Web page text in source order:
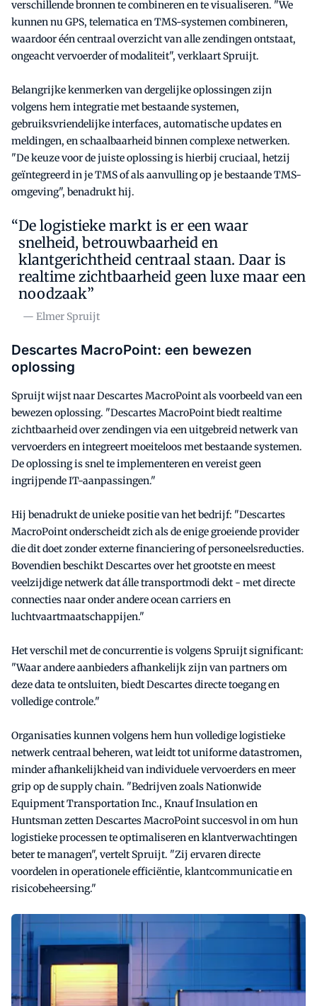
verschillende bronnen te combineren en te visualiseren. "We
kunnen nu GPS, telematica en TMS-systemen combineren,
waardoor één centraal overzicht van alle zendingen ontstaat,
ongeacht vervoerder of modaliteit", verklaart Spruijt.
Belangrijke kenmerken van dergelijke oplossingen zijn
volgens hem integratie met bestaande systemen,
gebruiksvriendelijke interfaces, automatische updates en
meldingen, en schaalbaarheid binnen complexe netwerken.
"De keuze voor de juiste oplossing is hierbij cruciaal, hetzij
geïntegreerd in je TMS of als aanvulling op je bestaande TMS-
omgeving", benadrukt hij.
De logistieke markt is er een waar
snelheid, betrouwbaarheid en
klantgerichtheid centraal staan. Daar is
realtime zichtbaarheid geen luxe maar een
noodzaak”
— Elmer Spruijt
Descartes MacroPoint: een bewezen
oplossing
Spruijt wijst naar Descartes MacroPoint als voorbeeld van een
bewezen oplossing. "Descartes MacroPoint biedt realtime
zichtbaarheid over zendingen via een uitgebreid netwerk van
vervoerders en integreert moeiteloos met bestaande systemen.
De oplossing is snel te implementeren en vereist geen
ingrijpende IT-aanpassingen."
Hij benadrukt de unieke positie van het bedrijf: "Descartes
MacroPoint onderscheidt zich als de enige groeiende provider
die dit doet zonder externe financiering of personeelsreducties.
Bovendien beschikt Descartes over het grootste en meest
veelzijdige netwerk dat álle transportmodi dekt - met directe
connecties naar onder andere ocean carriers en
luchtvaartmaatschappijen."
Het verschil met de concurrentie is volgens Spruijt significant:
"Waar andere aanbieders afhankelijk zijn van partners om
deze data te ontsluiten, biedt Descartes directe toegang en
volledige controle."
Organisaties kunnen volgens hem hun volledige logistieke
netwerk centraal beheren, wat leidt tot uniforme datastromen,
minder afhankelijkheid van individuele vervoerders en meer
grip op de supply chain. "Bedrijven zoals Nationwide
Equipment Transportation Inc., Knauf Insulation en
Huntsman zetten Descartes MacroPoint succesvol in om hun
logistieke processen te optimaliseren en klantverwachtingen
beter te managen", vertelt Spruijt. "Zij ervaren directe
voordelen in operationele efficiëntie, klantcommunicatie en
risicobeheersing."